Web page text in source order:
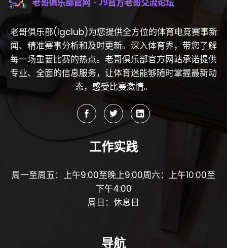
老哥俱乐部(lgclub)为您提供全方位的体育电竞赛事新
闻、精准赛事分析和及时更新。深入体育界，带您了解
每一场重要比赛的热点。老哥俱乐部官方网站承诺提供
专业、全面的信息服务，让体育迷能够随时掌握最新动
态，感受比赛激情。
工作实践
周一至周五：上午9:00至晚上9:00周六：上午10:00至
下午4:00
周日：休息日
导航